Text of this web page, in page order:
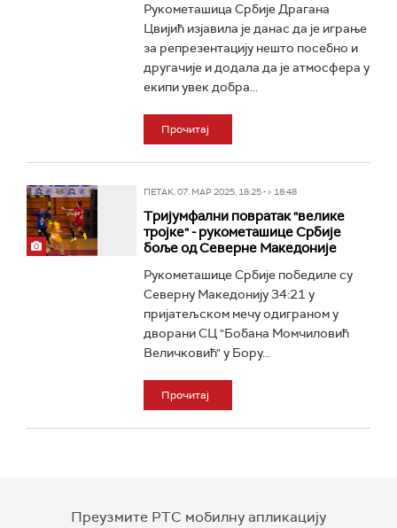
Рукометашица Србије Драгана
Цвијић изјавила је данас да је играње
за репрезентацију нешто посебно и
другачије и додала да је атмосфера у
екипи увек добра...
Прочитај
ПЕТАК, 07. МАР 2025, 18:25 -> 18:48
Тријумфални повратак "велике
тројке" - рукометашице Србије
боље од Северне Македоније
Рукометашице Србије победиле су
Северну Македонију 34:21 у
пријатељском мечу одиграном у
дворани СЦ "Бобана Момчиловић
Величковић" у Бору...
Прочитај
Преузмите РТС мобилну апликацију